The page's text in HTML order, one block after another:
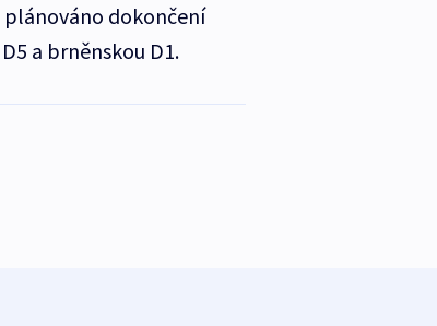
plánováno dokončení
a brněnskou D1.